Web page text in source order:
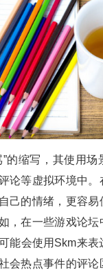
”的缩写，其使用场
论等虚拟环境中。
己的情绪，更容易
，在一些游戏论坛
能会使用Skm来表
会热点事件的评